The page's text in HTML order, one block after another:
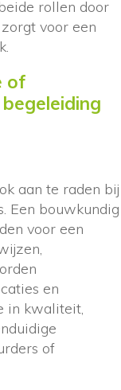
rollen door
voor een
of
aan te raden bij
Een bouwkundig
voor een
en
in kwaliteit,
of